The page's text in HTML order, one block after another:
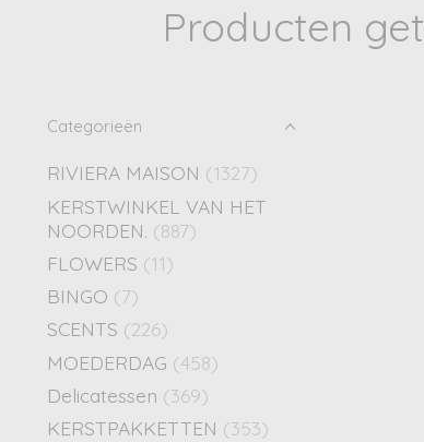
Producten
Categorieën
RIVIERA MAISON (1327)
KERSTWINKEL VAN HET
NOORDEN. (887)
FLOWERS (11)
BINGO (7)
SCENTS (226)
MOEDERDAG (458)
Delicatessen (369)
KERSTPAKKETTEN (353)